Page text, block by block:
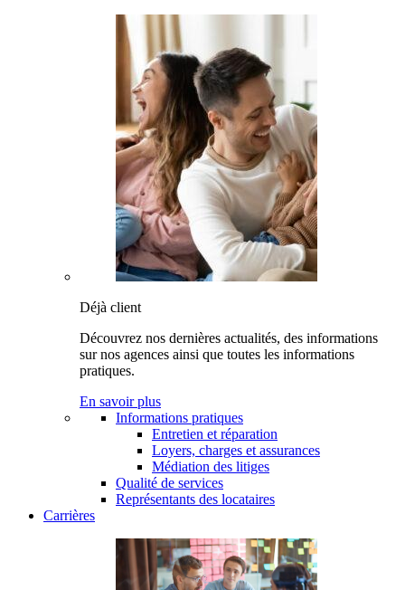
Déjà client
Découvrez nos dernières actualités, des informations
sur nos agences ainsi que toutes les informations
pratiques.
En savoir plus
Informations pratiques
Entretien et réparation
Loyers, charges et assurances
Médiation des litiges
Qualité de services
Représentants des locataires
Carrières